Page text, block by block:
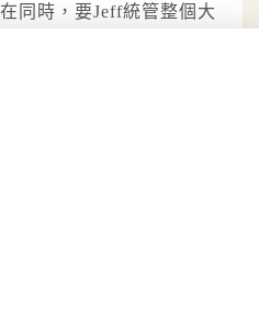
同時，要Jeff統管整個大